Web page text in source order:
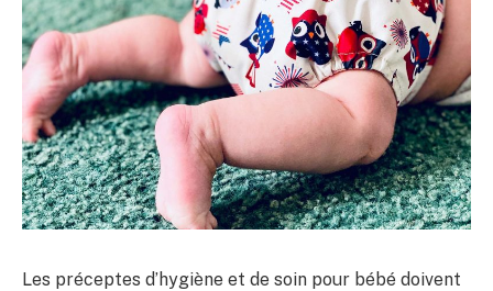
Les préceptes d’hygiène et de soin pour bébé doivent